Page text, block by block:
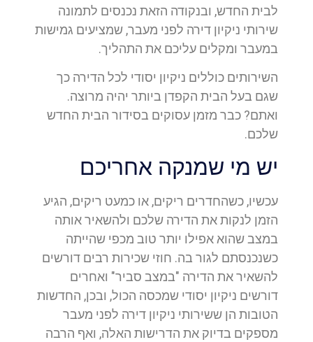
לבית החדש, ובנקודה הזאת נכנסים לתמונה
שירותי ניקיון דירה לפני מעבר, שמציעים גמישות
במעבר ומקלים עליכם את התהליך.
השירותים כוללים ניקיון יסודי לכל הדירה כך
שגם בעל הבית הקפדן ביותר יהיה מרוצה.
ואתם? כבר מזמן עסוקים בסידור הבית החדש
שלכם.
יש מי שמנקה אחריכם
עכשיו, כשהחדרים ריקים, או כמעט ריקים, הגיע
הזמן לנקות את הדירה שלכם ולהשאיר אותה
במצב שהוא אפילו יותר טוב מכפי שהייתה
כשנכנסתם לגור בה. חוזי שכירות רבים דורשים
להשאיר את הדירה "במצב סביר" ואחרים
דורשים ניקיון יסודי שמכסה הכול, ובכן, החדשות
הטובות הן ששירותי ניקיון דירה לפני מעבר
מספקים בדיוק את הדרישות האלה, ואף הרבה